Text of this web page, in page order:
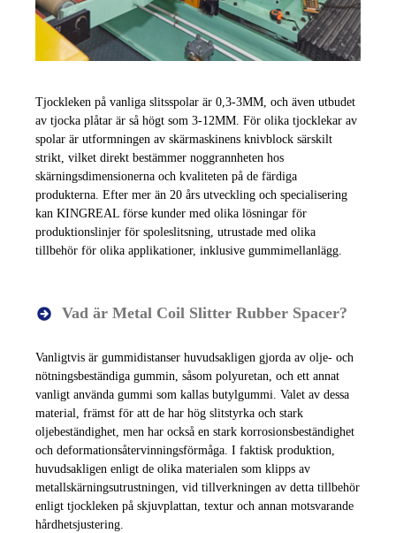
Tjockleken på vanliga slitsspolar är 0,3-3MM, och även utbudet
av tjocka plåtar är så högt som 3-12MM. För olika tjocklekar av
spolar är utformningen av skärmaskinens knivblock särskilt
strikt, vilket direkt bestämmer noggrannheten hos
skärningsdimensionerna och kvaliteten på de färdiga
produkterna. Efter mer än 20 års utveckling och specialisering
kan KINGREAL förse kunder med olika lösningar för
produktionslinjer för spoleslitsning, utrustade med olika
tillbehör för olika applikationer, inklusive gummimellanlägg.
Vad är Metal Coil Slitter Rubber Spacer?
Vanligtvis är gummidistanser huvudsakligen gjorda av olje- och
nötningsbeständiga gummin, såsom polyuretan, och ett annat
vanligt använda gummi som kallas butylgummi. Valet av dessa
material, främst för att de har hög slitstyrka och stark
oljebeständighet, men har också en stark korrosionsbeständighet
och deformationsåtervinningsförmåga. I faktisk produktion,
huvudsakligen enligt de olika materialen som klipps av
metallskärningsutrustningen, vid tillverkningen av detta tillbehör
enligt tjockleken på skjuvplattan, textur och annan motsvarande
hårdhetsjustering.